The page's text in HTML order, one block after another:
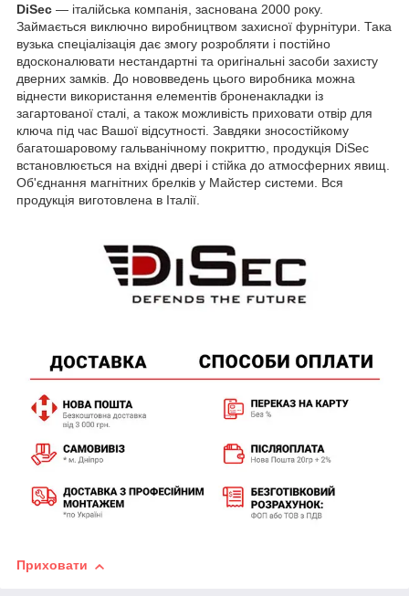
DiSec — італійська компанія, заснована 2000 року.
Займається виключно виробництвом захисної фурнітури. Така
вузька спеціалізація дає змогу розробляти і постійно
вдосконалювати нестандартні та оригінальні засоби захисту
дверних замків. До нововведень цього виробника можна
віднести використання елементів броненакладки із
загартованої сталі, а також можливість приховати отвір для
ключа під час Вашої відсутності. Завдяки зносостійкому
багатошаровому гальванічному покриттю, продукція DiSec
встановлюється на вхідні двері і стійка до атмосферних явищ.
Об'єднання магнітних брелків у Майстер системи. Вся
продукція виготовлена в Італії.
Приховати